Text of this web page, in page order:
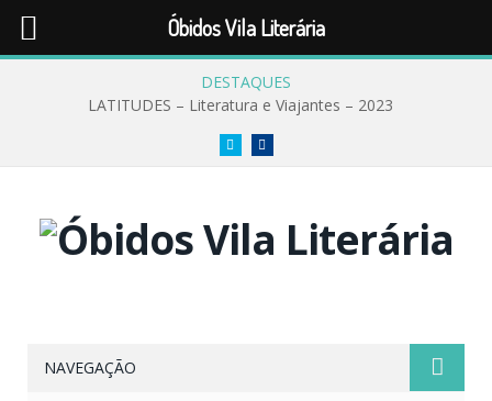
DESTAQUES
LATITUDES – Literatura e Viajantes – 2023
Twitter
NAVEGAÇÃO
Óbidos Vila Literária